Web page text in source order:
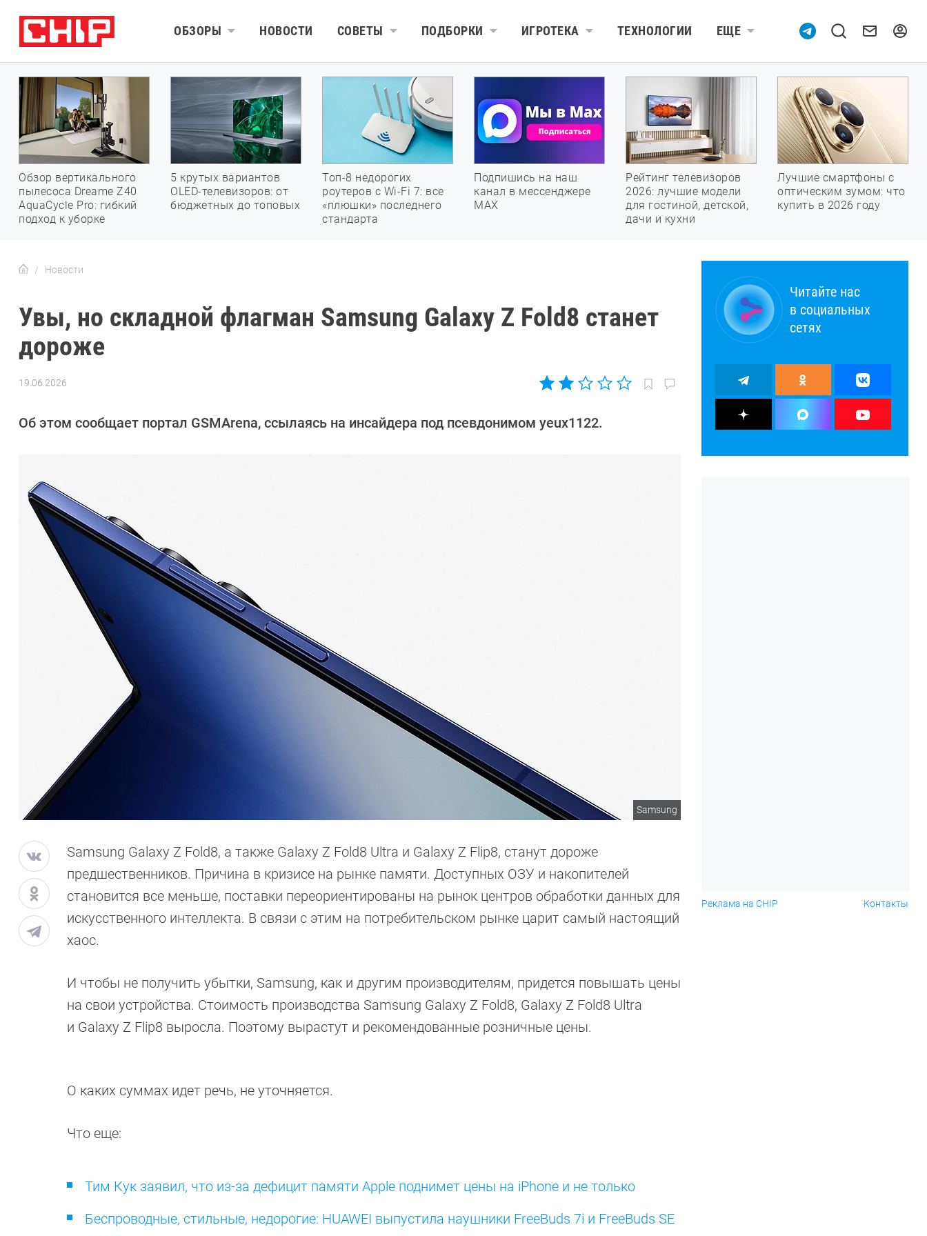
ОБЗОРЫ НОВОСТИ СОВЕТЫ ПОДБОРКИ ИГРОТЕКА ТЕХНОЛОГИИ ЕЩЕ
Обзор вертикального
пылесоса Dreame Z40
AquaCycle Pro: гибкий
подход к уборке
5 крутых вариантов
OLED-телевизоров: от
бюджетных до топовых
Топ-8 недорогих
роутеров с Wi-Fi 7: все
«плюшки» последнего
стандарта
Подпишись на наш
канал в мессенджере
МАХ
Рейтинг телевизоров
2026: лучшие модели
для гостиной, детской,
дачи и кухни
Лучшие смартфоны с
оптическим зумом: что
купить в 2026 году
Новости
Увы, но складной флагман Samsung Galaxy Z Fold8 станет
дороже
19.06.2026
Калашников
Об этом сообщает портал GSMArena, ссылаясь на инсайдера под псевдонимом yeux1122.
Samsung
Samsung Galaxy Z Fold8, а также Galaxy Z Fold8 Ultra и Galaxy Z Flip8, станут дороже
предшественников. Причина в кризисе на рынке памяти. Доступных ОЗУ и накопителей
становится все меньше, поставки переориентированы на рынок центров обработки данных для
искусственного интеллекта. В связи с этим на потребительском рынке царит самый настоящий
хаос.
И чтобы не получить убытки, Samsung, как и другим производителям, придется повышать цены
на свои устройства. Стоимость производства Samsung Galaxy Z Fold8, Galaxy Z Fold8 Ultra
и Galaxy Z Flip8 выросла. Поэтому вырастут и рекомендованные розничные цены.
О каких суммах идет речь, не уточняется.
Что еще:
Тим Кук заявил, что из-за дефицит памяти Apple поднимет цены на iPhone и не только
Беспроводные, стильные, недорогие: HUAWEI выпустила наушники FreeBuds 7i и FreeBuds SE
Читайте нас
в социальных
сетях
Реклама на CHIP Контакты